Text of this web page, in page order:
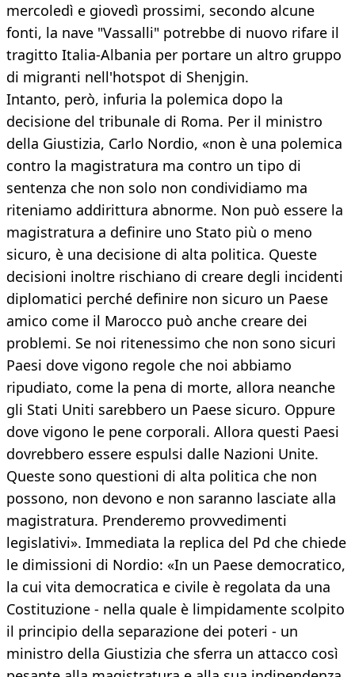
mercoledì e giovedì prossimi, secondo alcune
fonti, la nave "Vassalli" potrebbe di nuovo rifare il
tragitto Italia-Albania per portare un altro gruppo
di migranti nell'hotspot di Shenjgin.
Intanto, però, infuria la polemica dopo la
decisione del tribunale di Roma. Per il ministro
della Giustizia, Carlo Nordio, «non è una polemica
contro la magistratura ma contro un tipo di
sentenza che non solo non condividiamo ma
riteniamo addirittura abnorme. Non può essere la
magistratura a definire uno Stato più o meno
sicuro, è una decisione di alta politica. Queste
decisioni inoltre rischiano di creare degli incidenti
diplomatici perché definire non sicuro un Paese
amico come il Marocco può anche creare dei
problemi. Se noi ritenessimo che non sono sicuri
Paesi dove vigono regole che noi abbiamo
ripudiato, come la pena di morte, allora neanche
gli Stati Uniti sarebbero un Paese sicuro. Oppure
dove vigono le pene corporali. Allora questi Paesi
dovrebbero essere espulsi dalle Nazioni Unite.
Queste sono questioni di alta politica che non
possono, non devono e non saranno lasciate alla
magistratura. Prenderemo provvedimenti
legislativi». Immediata la replica del Pd che chiede
le dimissioni di Nordio: «In un Paese democratico,
la cui vita democratica e civile è regolata da una
Costituzione - nella quale è limpidamente scolpito
il principio della separazione dei poteri - un
ministro della Giustizia che sferra un attacco così